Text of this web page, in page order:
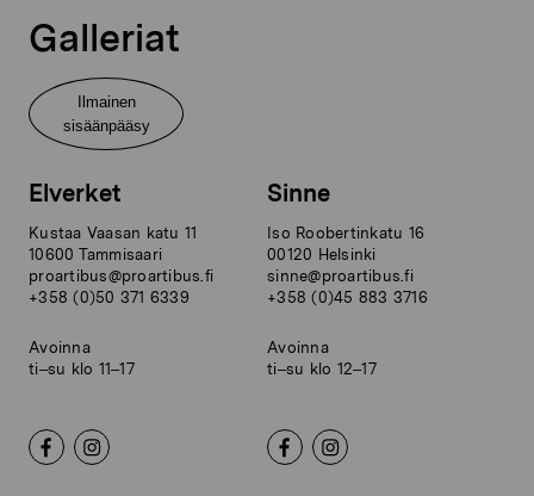
Galleriat
Ilmainen
sisäänpääsy
Elverket
Kustaa Vaasan katu 11
10600 Tammisaari
proartibus@proartibus.fi
+358 (0)50 371 6339
Avoinna
ti–su klo 11–17
Sinne
Iso Roobertinkatu 16
00120 Helsinki
sinne@proartibus.fi
+358 (0)45 883 3716
Avoinna
ti–su klo 12–17